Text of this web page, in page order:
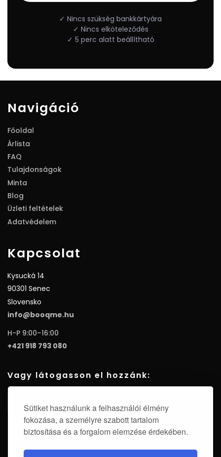
Sütiket használunk a felhasználói élmény
fokozása, a személyre szabott tartalom
biztosítása és a forgalom elemzése érdekében.
✓ Nincs szükség bankkártyára
✓ Nincs elköteleződés
✓ 5 perc alatt beállítható
Navigáció
Főoldal
Árlista
FAQ
Tulajdonságok
Minta
Blog
Üzleti feltételek
Adatvédelem
Kapcsolat
Kysucká 14
90301 Senec
Slovensko
info@booqme.hu
H-P 9:00–16:00
+421 918 793 080
Vagy látogasson el hozzánk: